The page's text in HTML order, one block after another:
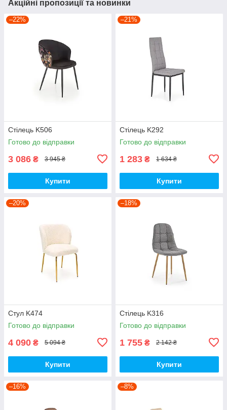
Акційні пропозиції та новинки
–22%
Стілець K506
Готово до відправки
3 086 ₴ 3 945 ₴
Купити
–21%
Стілець K292
Готово до відправки
1 283 ₴ 1 634 ₴
Купити
–20%
Стул K474
Готово до відправки
4 090 ₴ 5 094 ₴
Купити
–18%
Стілець K316
Готово до відправки
1 755 ₴ 2 142 ₴
Купити
–16% –8%